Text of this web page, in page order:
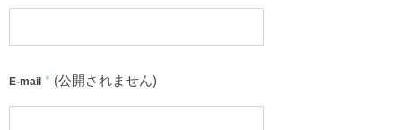
E-mail * (公開されません)